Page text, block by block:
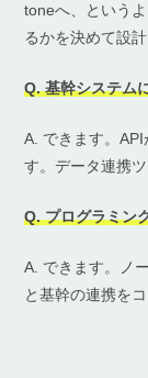
toneへ、という
るかを決めて設計
Q. 基幹システム
A. できます。
す。データ連携
Q. プログラミン
A. できます。ノ
と基幹の連携を